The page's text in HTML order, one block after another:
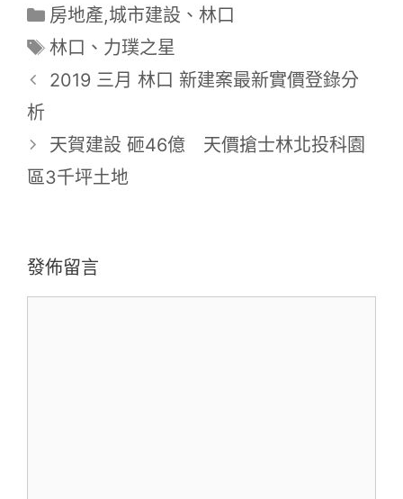
分
類
房地產,城市建設 、 林口
標
籤
林口 、 力璞之星
2019 三月 林口 新建案最新實價登錄分
析
天賀建設 砸46億 天價搶士林北投科園
區3千坪土地
發佈留言